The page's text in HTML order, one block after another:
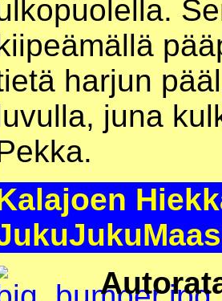
harjun
juna